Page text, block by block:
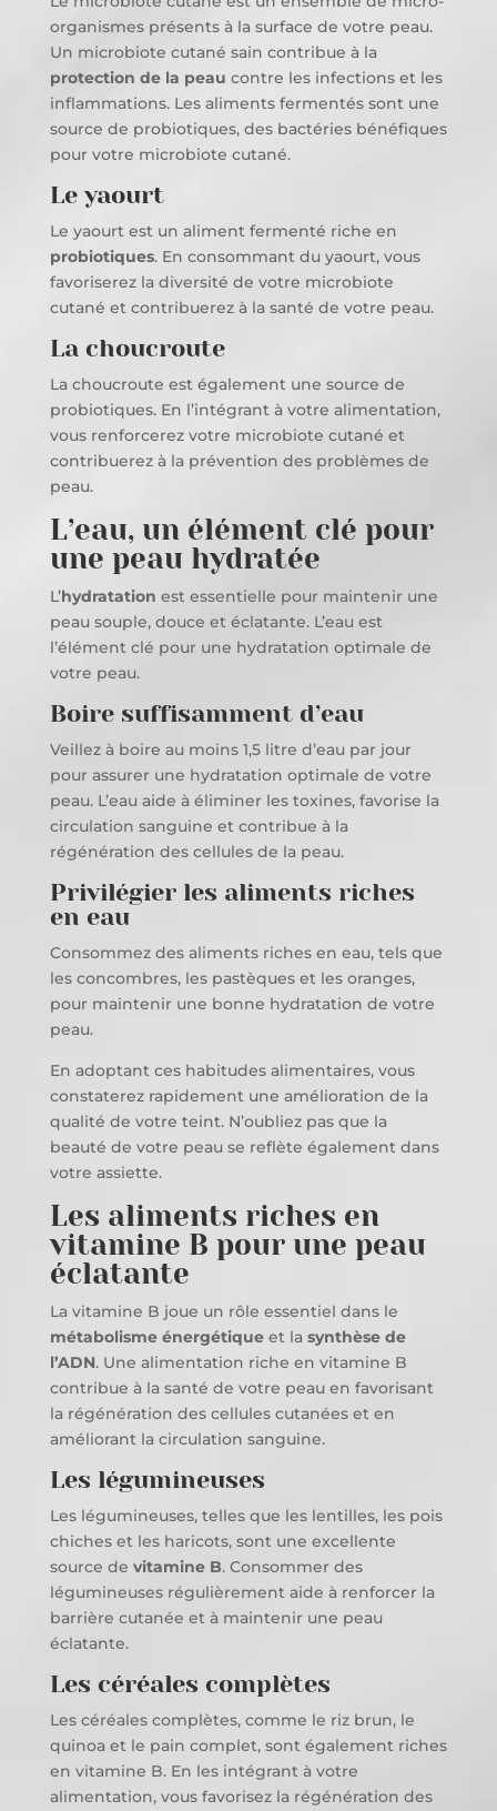
organismes présents à la surface de votre peau.
Un microbiote cutané sain contribue à la
protection de la peau contre les infections et les
inflammations. Les aliments fermentés sont une
source de probiotiques, des bactéries bénéfiques
pour votre microbiote cutané.
Le yaourt
Le yaourt est un aliment fermenté riche en
probiotiques. En consommant du yaourt, vous
favoriserez la diversité de votre microbiote
cutané et contribuerez à la santé de votre peau.
La choucroute
La choucroute est également une source de
probiotiques. En l’intégrant à votre alimentation,
vous renforcerez votre microbiote cutané et
contribuerez à la prévention des problèmes de
peau.
L’eau, un élément clé pour
une peau hydratée
L’hydratation est essentielle pour maintenir une
peau souple, douce et éclatante. L’eau est
l’élément clé pour une hydratation optimale de
votre peau.
Boire suffisamment d’eau
Veillez à boire au moins 1,5 litre d’eau par jour
pour assurer une hydratation optimale de votre
peau. L’eau aide à éliminer les toxines, favorise la
circulation sanguine et contribue à la
régénération des cellules de la peau.
Privilégier les aliments riches
en eau
Consommez des aliments riches en eau, tels que
les concombres, les pastèques et les oranges,
pour maintenir une bonne hydratation de votre
peau.
En adoptant ces habitudes alimentaires, vous
constaterez rapidement une amélioration de la
qualité de votre teint. N’oubliez pas que la
beauté de votre peau se reflète également dans
votre assiette.
Les aliments riches en
vitamine B pour une peau
éclatante
La vitamine B joue un rôle essentiel dans le
métabolisme énergétiqueet la synthèse de
l’ADN. Une alimentation riche en vitamine B
contribue à la santé de votre peau en favorisant
la régénération des cellules cutanées et en
améliorant la circulation sanguine.
Les légumineuses
Les légumineuses, telles que les lentilles, les pois
chiches et les haricots, sont une excellente
source de vitamine B. Consommer des
légumineuses régulièrement aide à renforcer la
barrière cutanée et à maintenir une peau
éclatante.
Les céréales complètes
Les céréales complètes, comme le riz brun, le
quinoa et le pain complet, sont également riches
en vitamine B. En les intégrant à votre
alimentation, vous favorisez la régénération des